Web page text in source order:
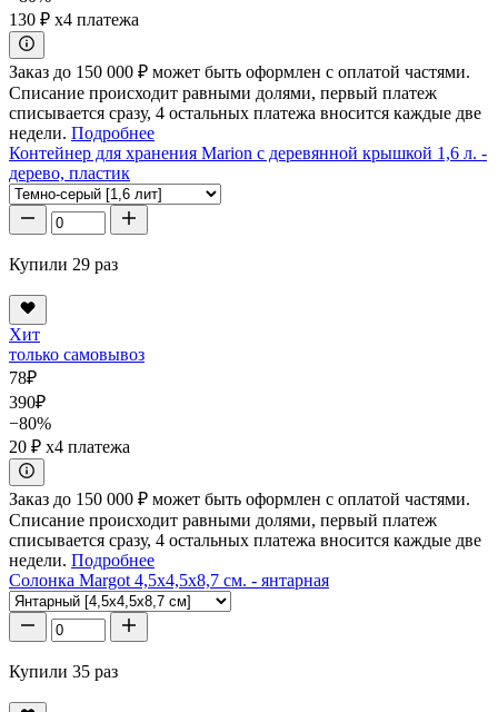
130 ₽ x4 платежа
Заказ до 150 000 ₽ может быть оформлен с оплатой частями.
Списание происходит равными долями, первый платеж
списывается сразу, 4 остальных платежа вносится каждые две
недели. Подробнее
Контейнер для хранения Marion с деревянной крышкой 1,6 л. -
дерево, пластик
Купили 29 раз
Хит
только самовывоз
78₽
390₽
−80%
20 ₽ x4 платежа
Заказ до 150 000 ₽ может быть оформлен с оплатой частями.
Списание происходит равными долями, первый платеж
списывается сразу, 4 остальных платежа вносится каждые две
недели. Подробнее
Солонка Margot 4,5x4,5x8,7 см. - янтарная
Купили 35 раз